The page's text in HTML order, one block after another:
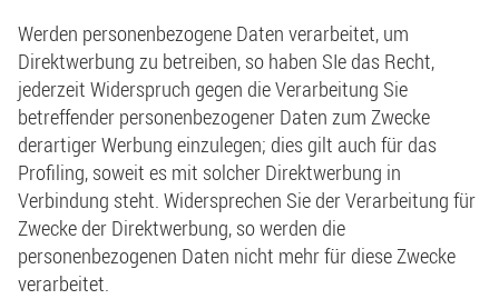
Werden personenbezogene Daten verarbeitet, um
Direktwerbung zu betreiben, so haben SIe das Recht,
jederzeit Widerspruch gegen die Verarbeitung Sie
betreffender personenbezogener Daten zum Zwecke
derartiger Werbung einzulegen; dies gilt auch für das
Profiling, soweit es mit solcher Direktwerbung in
Verbindung steht. Widersprechen Sie der Verarbeitung für
Zwecke der Direktwerbung, so werden die
personenbezogenen Daten nicht mehr für diese Zwecke
verarbeitet.